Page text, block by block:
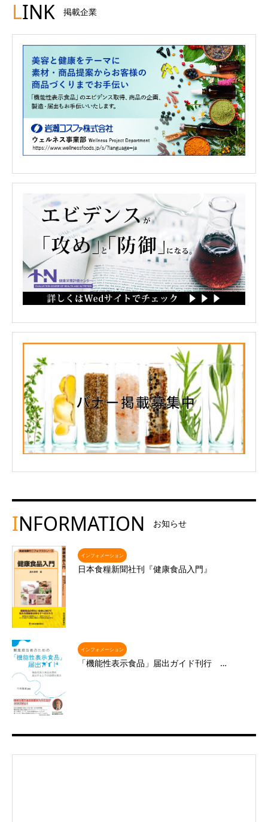
LINK 掲載企業
INFORMATION お知らせ
インフォメーション
日本食糧新聞社刊『健康食品入門』
インフォメーション
「機能性表示食品」届出ガイド刊行 …